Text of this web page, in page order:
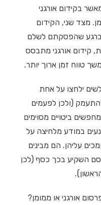
בקידום אורגני
מצד שני, הקידום
ברגע שהפסקתם לשלם
קידום אורגני מתבסס
טווח זמן ארוך יותר.
ילחצו על אחת
(ולכן לפעמים
ביטויים מסוימים
במודע מלחיצה על
עליהן. הם מבינים
השקיע בכך כסף (לכן
אורגני או ממומן?